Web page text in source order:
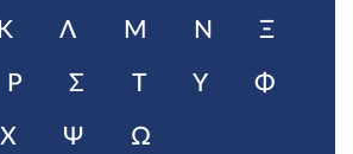
Κ Λ Μ Ν Ξ
Ρ Σ Τ Υ Φ
Χ Ψ Ω